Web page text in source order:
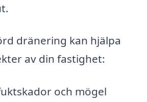
dränering kan hjälpa
av din fastighet:
och mögel